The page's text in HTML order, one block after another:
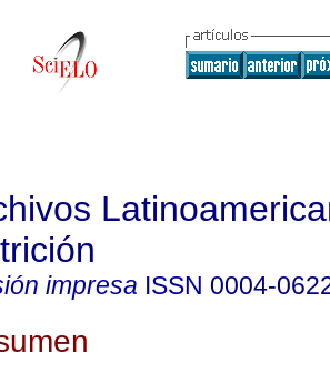
impresa ISSN 0004-